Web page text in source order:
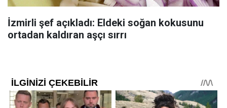
İzmirli şef açıkladı: Eldeki soğan kokusunu
ortadan kaldıran aşçı sırrı